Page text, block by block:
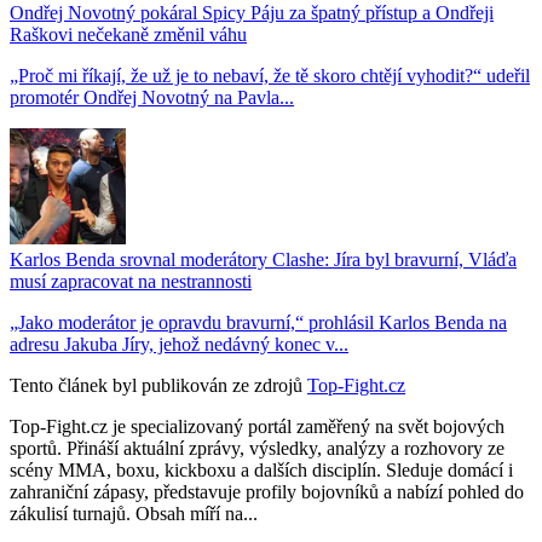
Ondřej Novotný pokáral Spicy Páju za špatný přístup a Ondřeji
Raškovi nečekaně změnil váhu
„Proč mi říkají, že už je to nebaví, že tě skoro chtějí vyhodit?“ udeřil
promotér Ondřej Novotný na Pavla...
Karlos Benda srovnal moderátory Clashe: Jíra byl bravurní, Vláďa
musí zapracovat na nestrannosti
„Jako moderátor je opravdu bravurní,“ prohlásil Karlos Benda na
adresu Jakuba Jíry, jehož nedávný konec v...
Tento článek byl publikován ze zdrojů Top-Fight.cz
Top-Fight.cz je specializovaný portál zaměřený na svět bojových
sportů. Přináší aktuální zprávy, výsledky, analýzy a rozhovory ze
scény MMA, boxu, kickboxu a dalších disciplín. Sleduje domácí i
zahraniční zápasy, představuje profily bojovníků a nabízí pohled do
zákulisí turnajů. Obsah míří na...